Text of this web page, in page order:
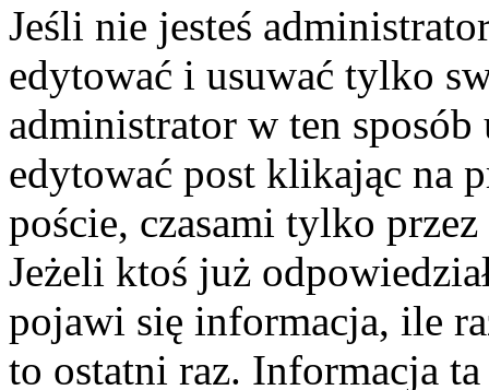
Jeśli nie jesteś
edytować i usuwać tylko
administrator w ten
edytować post klikając na
poście, czasami tylko
Jeżeli ktoś już
pojawi się informacja, ile
to ostatni raz. Informacja